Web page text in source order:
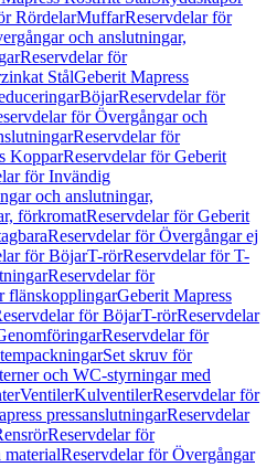
RördelarMuffarReservdelar för
och anslutningar,
Reservdelar för
StålGeberit Mapress
BöjarReservdelar för
för Övergångar och
Reservdelar för
KopparReservdelar för Geberit
för Invändig
och anslutningar,
förkromatReservdelar för Geberit
Reservdelar för Övergångar ej
för BöjarT-rörReservdelar för T-
Reservdelar för
flänskopplingarGeberit Mapress
för BöjarT-rörReservdelar
Reservdelar för
Set skruv för
och WC-styrningar med
VentilerKulventilerReservdelar för
pressanslutningarReservdelar
Reservdelar för
Reservdelar för Övergångar